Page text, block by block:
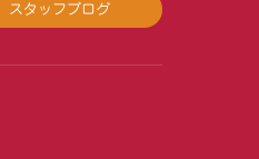
スタッフブログ